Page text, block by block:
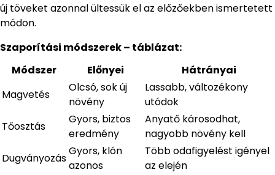
új töveket azonnal ültessük el az előzőekben ismertetett
módon.
Szaporítási módszerek – táblázat:
Módszer
Előnyei
Hátrányai
Magvetés
Olcsó, sok új
növény
Lassabb, változékony
utódok
Tőosztás
Gyors, biztos
eredmény
Anyatő károsodhat,
nagyobb növény kell
Dugványozás
Gyors, klón
azonos
Több odafigyelést igényel
az elején